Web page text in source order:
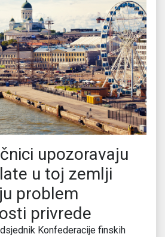
upozoravaju
u toj zemlji
problem
privrede
Konfederacije finskih